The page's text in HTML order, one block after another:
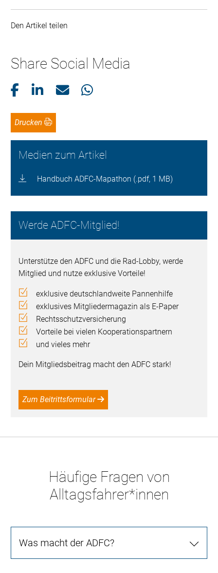
Den Artikel teilen
Share Social Media
Drucken
Medien zum Artikel
Handbuch ADFC-Mapathon (.pdf, 1 MB)
Werde ADFC-Mitglied!
Unterstütze den ADFC und die Rad-Lobby, werde
Mitglied und nutze exklusive Vorteile!
exklusive deutschlandweite Pannenhilfe
exklusives Mitgliedermagazin als E-Paper
Rechtsschutzversicherung
Vorteile bei vielen Kooperationspartnern
und vieles mehr
Dein Mitgliedsbeitrag macht den ADFC stark!
Zum Beitrittsformular
Häufige Fragen von
Alltagsfahrer*innen
Was macht der ADFC?